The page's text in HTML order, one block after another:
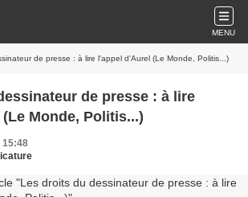
MENU
de presse : à lire l'appel d'Aurel (Le Monde, Politis...)
de presse : à lire
Monde, Politis...)
15:48